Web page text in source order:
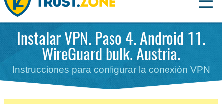
Instalar VPN. Paso 4. Android 11.
WireGuard bulk. Austria.
Instrucciones para configurar la conexión VPN